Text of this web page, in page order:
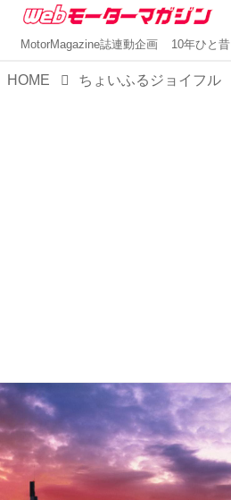
MotorMagazine誌連動企画 10年ひと昔
HOME ちょいふるジョイフル